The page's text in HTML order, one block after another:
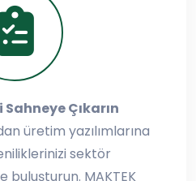
Çıkarın
üretim yazılımlarına
sektör
buluşturun. MAKTEK